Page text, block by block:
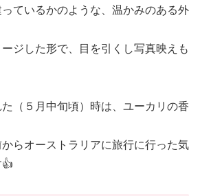
ているかのような、温かみのある外
ジした形で、目を引くし写真映えも
（５月中旬頃）時は、ユーカリの香
らオーストラリアに旅行に行った気